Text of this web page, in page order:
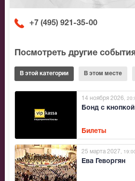
+7 (495) 921-35-00
Посмотреть другие
В этой категории В этом месте
Бонд с кнопкой
14 ноября 2026 ,
Билеты
Ева Геворгян
25 марта 2027 ,